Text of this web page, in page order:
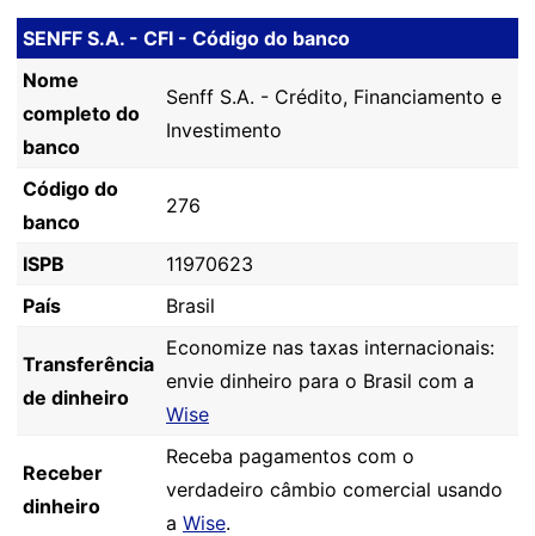
SENFF S.A. - CFI - Código do banco
Nome
completo do
banco
Senff S.A. - Crédito, Financiamento e
Investimento
Código do
banco
276
ISPB
11970623
País
Brasil
Transferência
de dinheiro
Economize nas taxas internacionais:
envie dinheiro para o Brasil com a
Wise
Receber
dinheiro
Receba pagamentos com o
verdadeiro câmbio comercial usando
a Wise.